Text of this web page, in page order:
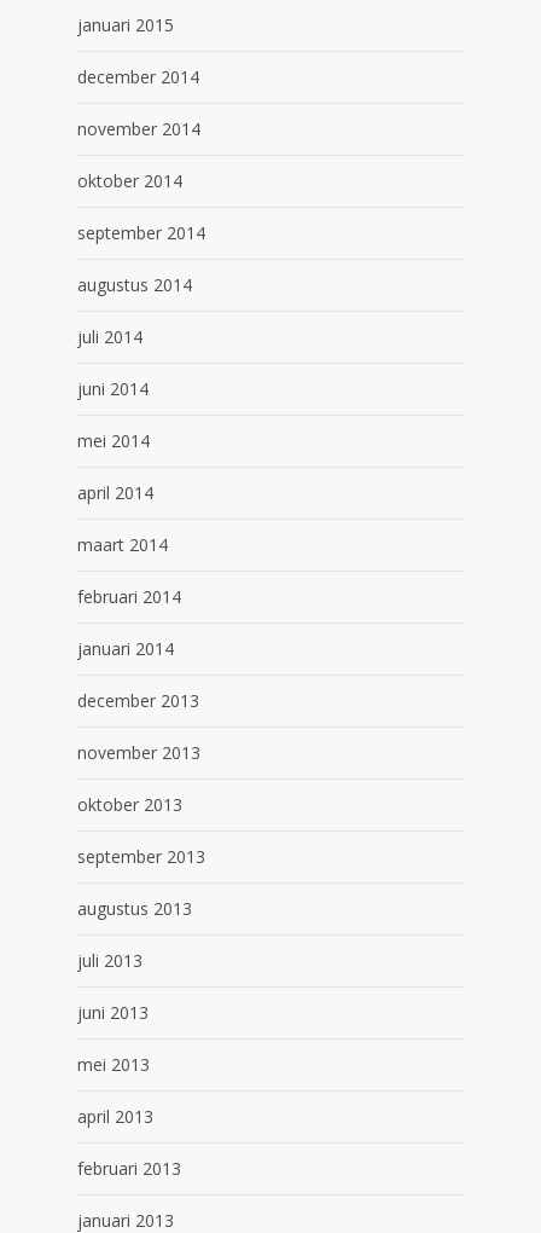
januari 2015
december 2014
november 2014
oktober 2014
september 2014
augustus 2014
juli 2014
juni 2014
mei 2014
april 2014
maart 2014
februari 2014
januari 2014
december 2013
november 2013
oktober 2013
september 2013
augustus 2013
juli 2013
juni 2013
mei 2013
april 2013
februari 2013
januari 2013